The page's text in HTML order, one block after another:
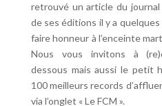
retrouvé un article du journal
de ses éditions il y a quelques
faire honneur à l’enceinte
Nous vous invitons à
dessous mais aussi le petit
100 meilleurs records
via l’onglet « Le FCM ».